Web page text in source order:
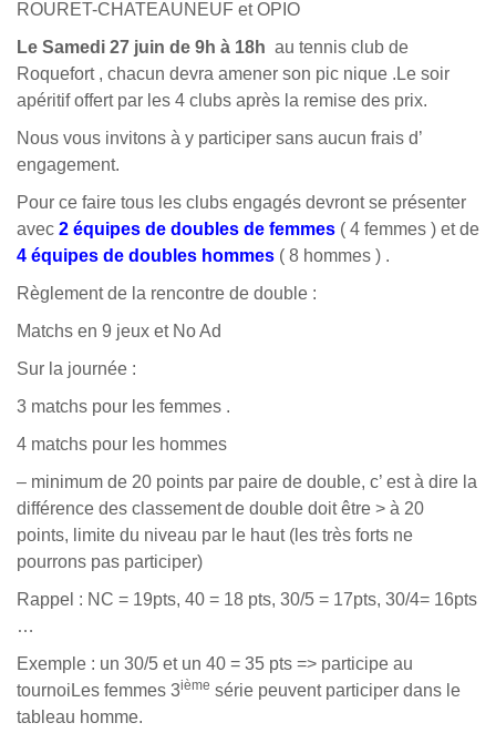
ROURET-CHATEAUNEUF et OPIO
Le Samedi 27 juin de 9h à 18h au tennis club de
Roquefort , chacun devra amener son pic nique .Le soir
apéritif offert par les 4 clubs après la remise des prix.
Nous vous invitons à y participer sans aucun frais d’
engagement.
Pour ce faire tous les clubs engagés devront se présenter
avec 2 équipes de doubles de femmes ( 4 femmes ) et de
4 équipes de doubles hommes ( 8 hommes ) .
Règlement de la rencontre de double :
Matchs en 9 jeux et No Ad
Sur la journée :
3 matchs pour les femmes .
4 matchs pour les hommes
– minimum de 20 points par paire de double, c’ est à dire la
différence des classementde double doit être > à 20
points, limite du niveau par le haut (les très forts ne
pourrons pas participer)
Rappel : NC = 19pts, 40 = 18 pts, 30/5 = 17pts, 30/4= 16pts
…
Exemple : un 30/5 et un 40 = 35 pts => participe au
tournoiLes femmes 3ième série peuvent participer dans le
tableau homme.